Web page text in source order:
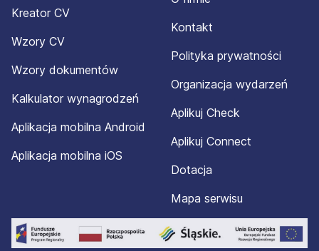
Kreator CV
Wzory CV
Wzory dokumentów
Kalkulator wynagrodzeń
Aplikacja mobilna Android
Aplikacja mobilna iOS
Kontakt
Polityka prywatności
Organizacja wydarzeń
Aplikuj Check
Aplikuj Connect
Dotacja
Mapa serwisu